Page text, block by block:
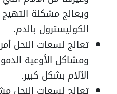
ويعالج مشكلة
الكوليسترول بالدم.
تعالج لسعات النحل
ومشاكل الأوعية
الآلام بشكل كبير.